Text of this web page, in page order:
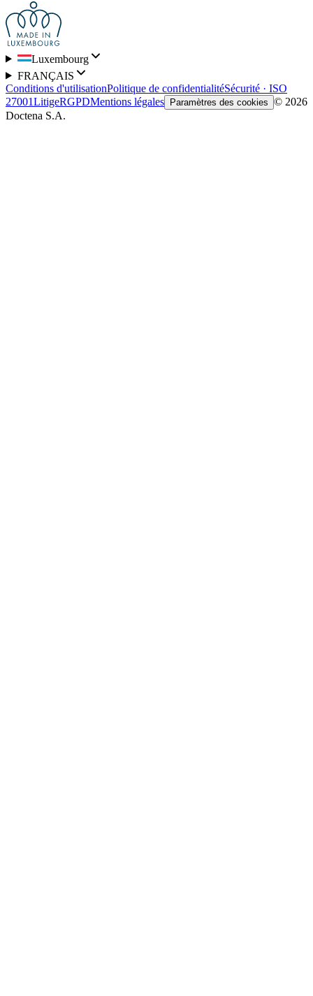
Luxembourg
FRANÇAIS
Conditions d'utilisationPolitique de confidentialitéSécurité · ISO
27001LitigeRGPDMentions légales Paramètres des cookies © 2026
Doctena S.A.